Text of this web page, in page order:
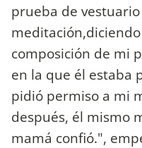
prueba de
composición de mi
en la que él estaba
pidió permiso a mi
después, él mismo
mamá confió.",